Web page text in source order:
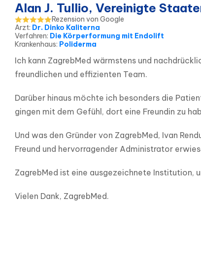
Alan J. Tullio, Vereinigte
Rezension von Google
Arzt: Dr. Dinko Kaliterna
Verfahren: Die Körperformung mit Endolift
Krankenhaus: Poliderma
Ich kann ZagrebMed wärmstens und
freundlichen und effizienten Team.
Darüber hinaus möchte ich besonders die
gingen mit dem Gefühl, dort eine Freundin zu
Und was den Gründer von ZagrebMed, Ivan
Freund und hervorragender Administrator
ZagrebMed ist eine ausgezeichnete Institution,
Vielen Dank, ZagrebMed.